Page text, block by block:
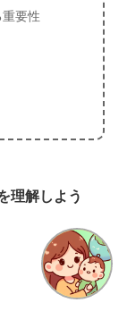
要性
理解しよう